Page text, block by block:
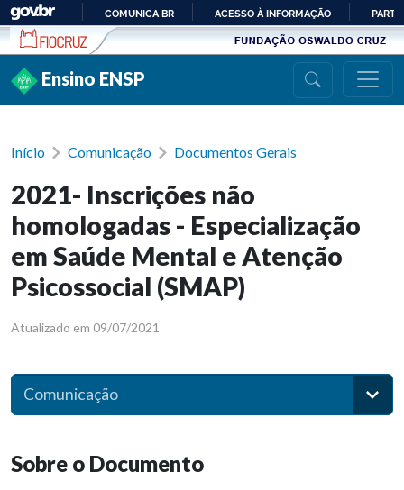
Ir para conteúdo
PARA
COMUNICA BR ACESSO À INFORMAÇÃO
Ensino ENSP
Início Comunicação Documentos Gerais
2021- Inscrições não
homologadas - Especialização
em Saúde Mental e Atenção
Psicossocial (SMAP)
Atualizado em 09/07/2021
Comunicação
Sobre o Documento